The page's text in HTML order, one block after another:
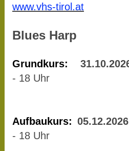
www.vhs-tirol.at
Blues Harp
Grundkurs:
- 18 Uhr
Aufbaukurs: 05.12.2026
- 18 Uhr